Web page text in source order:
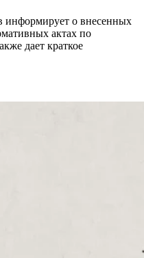
информирует о внесенных
актах по
дает краткое